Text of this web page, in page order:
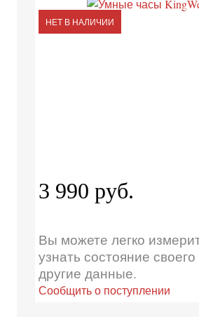
НЕТ В НАЛИЧИИ
3 990 руб.
Вы можете легко
узнать состояние
другие данные.
Сообщить о поступлении